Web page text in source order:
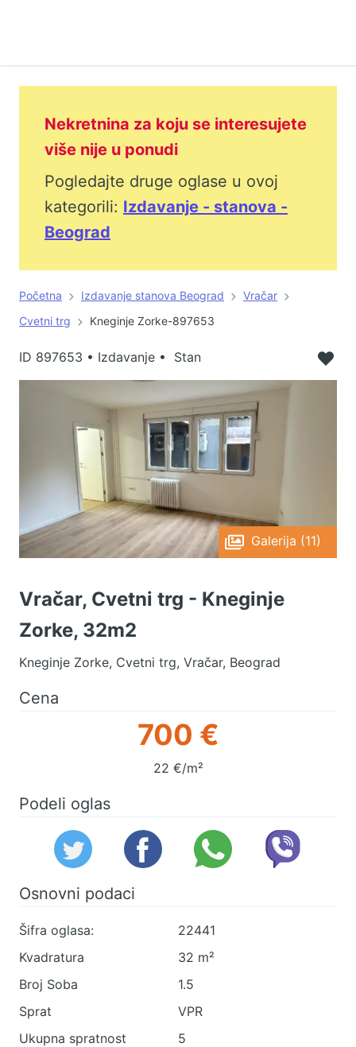
Nekretnina za koju se interesujete
više nije u ponudi
Pogledajte druge oglase u ovoj
kategorili: Izdavanje - stanova -
Beograd
Početna Izdavanje stanova Beograd
Vračar
Cvetni trg
Kneginje Zorke-897653
ID 897653 • Izdavanje • Stan
Galerija (11)
Vračar, Cvetni trg - Kneginje
Zorke, 32m2
Kneginje Zorke, Cvetni trg, Vračar, Beograd
Cena
700 €
22 €/m²
Podeli oglas
Osnovni podaci
Šifra oglasa:
22441
Kvadratura
32 m²
Broj Soba
1.5
Sprat
VPR
Ukupna spratnost
5